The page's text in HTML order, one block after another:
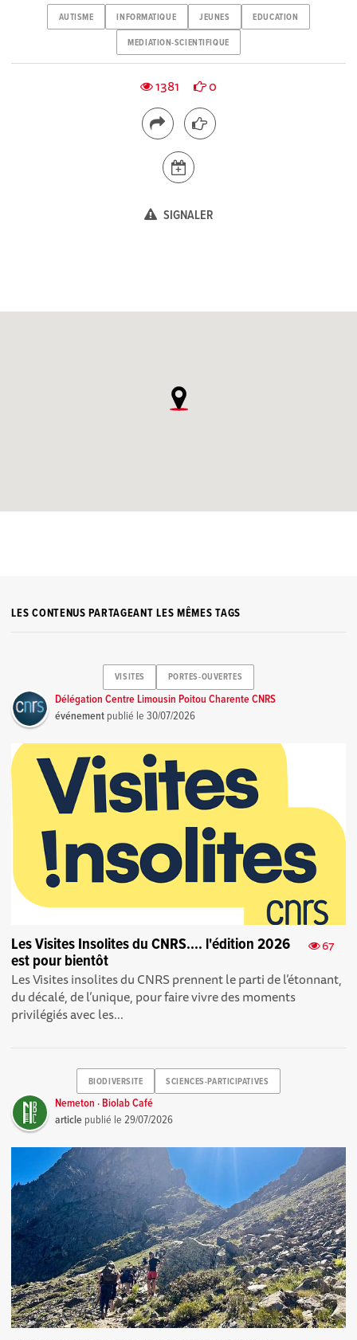
AUTISME INFORMATIQUE JEUNES EDUCATION
MEDIATION-SCIENTIFIQUE
1381 0
SIGNALER
LES CONTENUS PARTAGEANT LES MÊMES TAGS
VISITES PORTES-OUVERTES
Délégation Centre Limousin Poitou Charente CNRS
événement publié le30/07/2026
67
Les Visites Insolites du CNRS.... l'édition 2026
est pour bientôt
Les Visites insolites du CNRS prennent le parti de l’étonnant,
du décalé, de l’unique, pour faire vivre des moments
privilégiés avec les...
BIODIVERSITE SCIENCES-PARTICIPATIVES
Nemeton · Biolab Café
article publié le29/07/2026